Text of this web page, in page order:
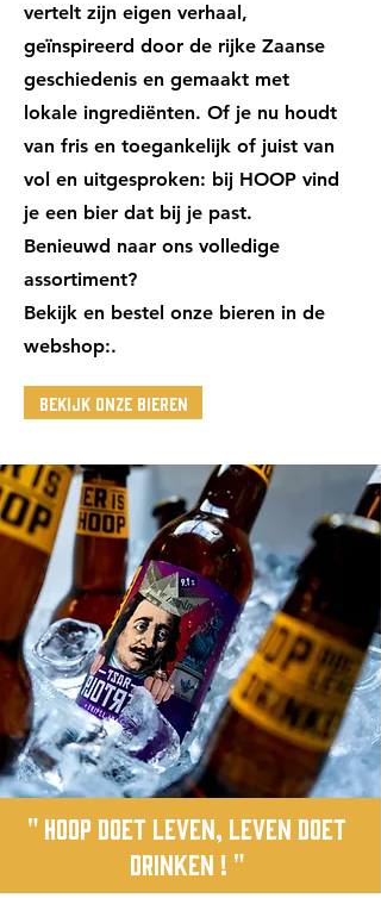
vertelt zijn eigen verhaal,
geïnspireerd door de rijke Zaanse
geschiedenis en gemaakt met
lokale ingrediënten. Of je nu houdt
van fris en toegankelijk of juist van
vol en uitgesproken: bij HOOP vind
je een bier dat bij je past.
Benieuwd naar ons volledige
assortiment?
Bekijk en bestel onze bieren in de
webshop:.
Bekijk onze bieren
" Hoop Doet Leven, Leven Doet
Drinken ! "